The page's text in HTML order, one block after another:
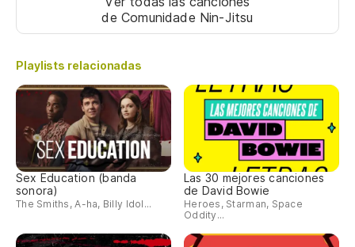
de Comunidade Nin-Jitsu
Playlists relacionadas
Sex Education (banda
sonora)
The Smiths, A-ha, Billy Idol...
Las 30 mejores canciones
de David Bowie
Heroes, Starman, Space
Oddity...